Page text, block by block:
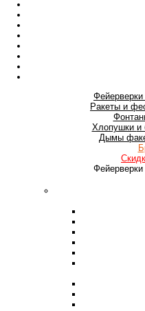
Фейерверки
Ракеты и
Хлопушки и
Дымы